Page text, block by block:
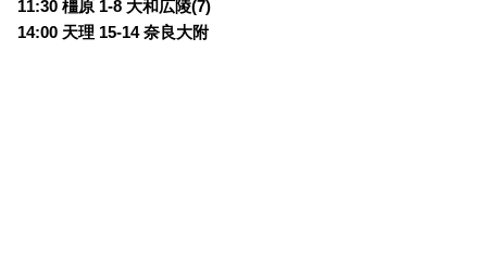
11:30 橿原 1-8 大和広陵(7)
14:00 天理 15-14 奈良大附